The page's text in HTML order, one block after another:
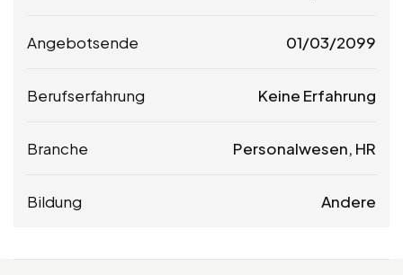
Angebotsende 01/03/2099
Berufserfahrung Keine Erfahrung
Branche Personalwesen, HR
Bildung Andere